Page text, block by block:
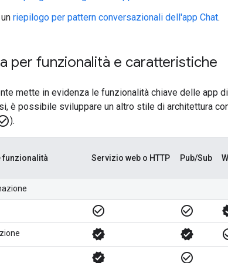
riepilogo per pattern conversazionali dell'app Chat.
per funzionalità e caratteristiche
mette in evidenza le funzionalità chiave delle
è possibile sviluppare un altro stile di architettura
).
funzionalità Servizio web o HTTP Pub/Sub
check_circle_outline check_circle_outline
verified verified
verified check_circle_outline